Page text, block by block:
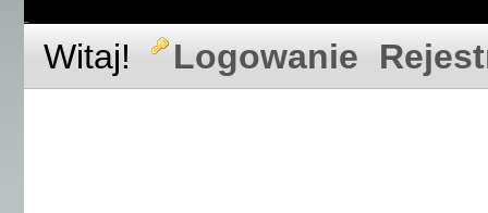
Witaj! Logowanie